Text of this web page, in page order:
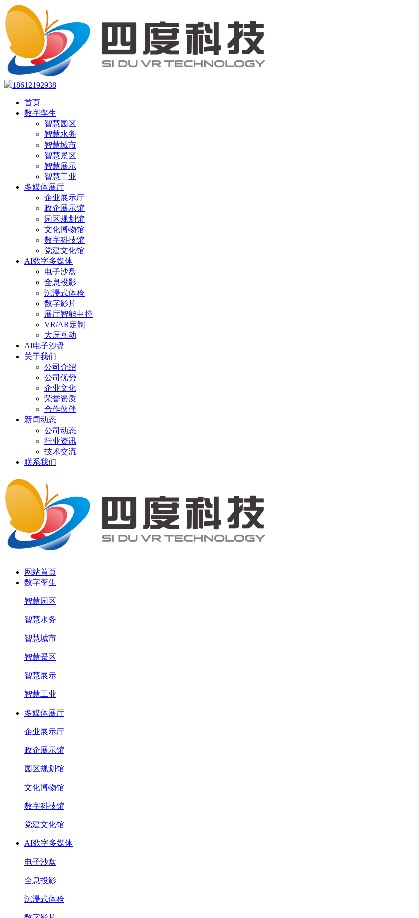
18612192938
首页
数字孪生
智慧园区
智慧水务
智慧城市
智慧景区
智慧展示
智慧工业
多媒体展厅
企业展示厅
政企展示馆
园区规划馆
文化博物馆
数字科技馆
党建文化馆
AI数字多媒体
电子沙盘
全息投影
沉浸式体验
数字影片
展厅智能中控
VR/AR定制
大屏互动
AI电子沙盘
关于我们
公司介绍
公司优势
企业文化
荣誉资质
合作伙伴
新闻动态
公司动态
行业资讯
技术交流
联系我们
网站首页
数字孪生
智慧园区
智慧水务
智慧城市
智慧景区
智慧展示
智慧工业
多媒体展厅
企业展示厅
政企展示馆
园区规划馆
文化博物馆
数字科技馆
党建文化馆
AI数字多媒体
电子沙盘
全息投影
沉浸式体验